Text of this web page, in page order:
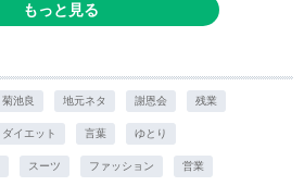
もっと見る
菊池良 地元ネタ 謝恩会 残業
ダイエット 言葉 ゆとり
スーツ ファッション 営業